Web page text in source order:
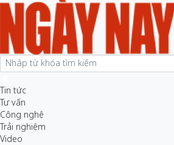
Tin tức
Tư vấn
Công nghệ
Trải nghiệm
Video